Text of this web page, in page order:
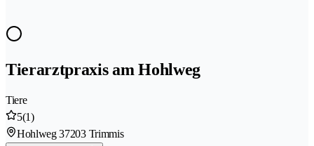
Tierarztpraxis am Hohlweg
Tiere
5(1)
Hohlweg 37203 Trimmis